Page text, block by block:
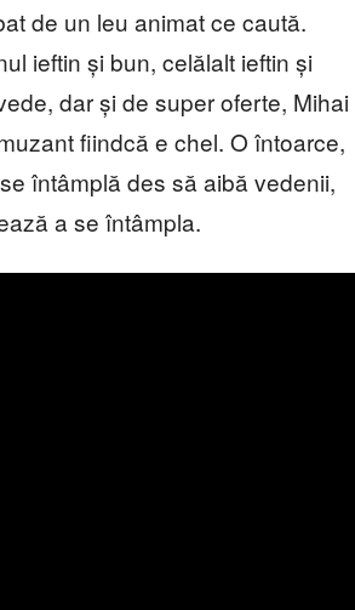
de un leu animat ce caută.
ieftin și bun, celălalt ieftin și
dar și de super oferte, Mihai
fiindcă e chel. O întoarce,
întâmplă des să aibă vedenii,
a se întâmpla.